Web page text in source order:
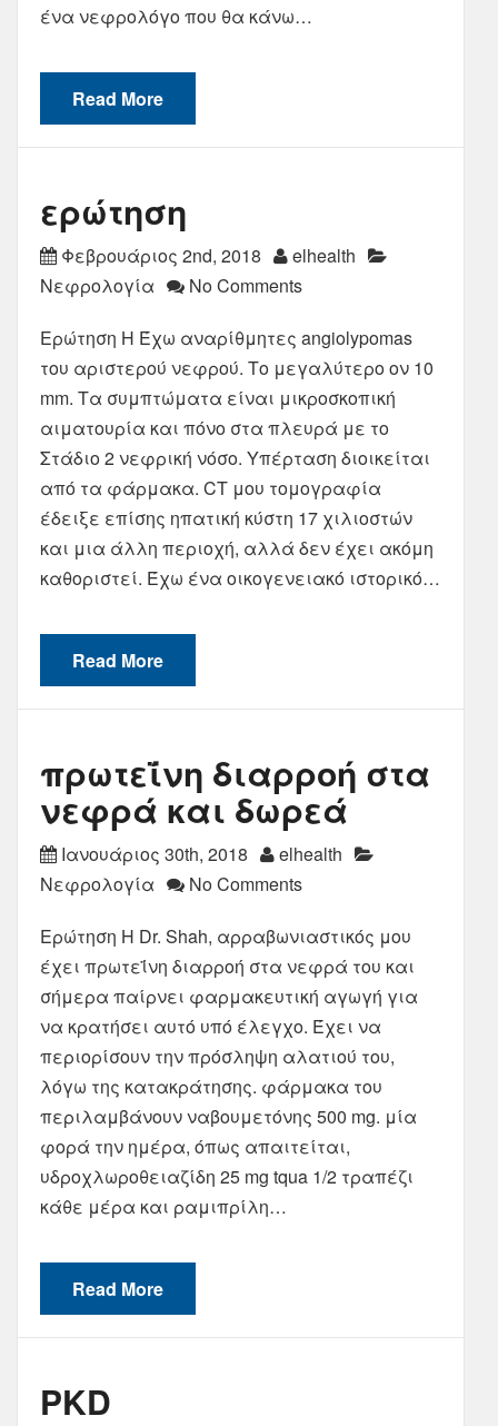
ένα νεφρολόγο που θα κάνω…
Read More
ερώτηση
Φεβρουάριος 2nd, 2018
elhealth
Νεφρολογία
No Comments
Ερώτηση Η Έχω αναρίθμητες angiolypomas
του αριστερού νεφρού. Το μεγαλύτερο ον 10
mm. Τα συμπτώματα είναι μικροσκοπική
αιματουρία και πόνο στα πλευρά με το
Στάδιο 2 νεφρική νόσο. Υπέρταση διοικείται
από τα φάρμακα. CT μου τομογραφία
έδειξε επίσης ηπατική κύστη 17 χιλιοστών
και μια άλλη περιοχή, αλλά δεν έχει ακόμη
καθοριστεί. Έχω ένα οικογενειακό ιστορικό…
Read More
πρωτεΐνη διαρροή στα
νεφρά και δωρεά
Ιανουάριος 30th, 2018
elhealth
Νεφρολογία
No Comments
Ερώτηση Η Dr. Shah, αρραβωνιαστικός μου
έχει πρωτεΐνη διαρροή στα νεφρά του και
σήμερα παίρνει φαρμακευτική αγωγή για
να κρατήσει αυτό υπό έλεγχο. Έχει να
περιορίσουν την πρόσληψη αλατιού του,
λόγω της κατακράτησης. φάρμακα του
περιλαμβάνουν ναβουμετόνης 500 mg. μία
φορά την ημέρα, όπως απαιτείται,
υδροχλωροθειαζίδη 25 mg tqua 1/2 τραπέζι
κάθε μέρα και ραμιπρίλη…
Read More
PKD